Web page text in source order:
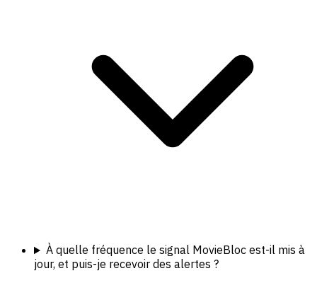
À quelle fréquence le signal MovieBloc est-il mis à
jour, et puis-je recevoir des alertes ?